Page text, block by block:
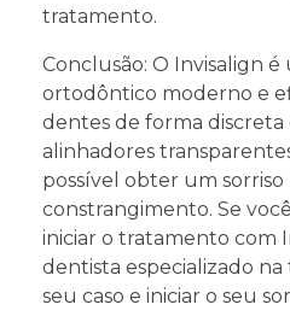
tratamento.
Conclusão: O Invisalign
ortodôntico moderno e
dentes de forma discreta
alinhadores
possível obter um
constrangimento. Se
iniciar o tratamento com
dentista especializado na
seu caso e iniciar o seu